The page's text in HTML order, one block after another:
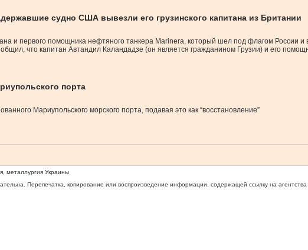
судно США вывезли его грузинского капитана из Британии
и первого помощника нефтяного танкера Marinera, который шел под флагом России
что капитан Автандил Каландадзе (он является гражданином Грузии) и его
порта
Мариупольского морского порта, подавая это как “восстановление”
металлургия Украины
Перепечатка, копирование или воспроизведение информации, содержащей ссылку на